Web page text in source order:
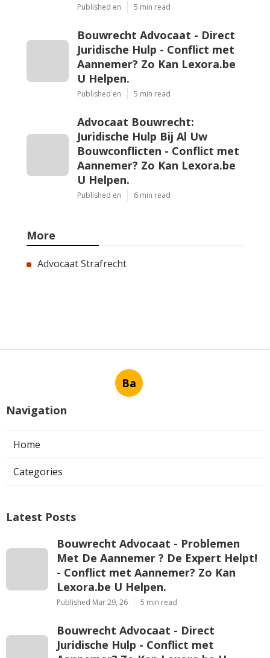
Published en 5 min read
Bouwrecht Advocaat - Direct
Juridische Hulp - Conflict met
Aannemer? Zo Kan Lexora.be
U Helpen.
Published en 5 min read
Advocaat Bouwrecht:
Juridische Hulp Bij Al Uw
Bouwconflicten - Conflict met
Aannemer? Zo Kan Lexora.be
U Helpen.
Published en 6 min read
More
Advocaat Strafrecht
Ba
Navigation
Home
Categories
Latest Posts
Bouwrecht Advocaat - Problemen
Met De Aannemer ? De Expert Helpt!
- Conflict met Aannemer? Zo Kan
Lexora.be U Helpen.
Published Mar 29, 26 5 min read
Bouwrecht Advocaat - Direct
Juridische Hulp - Conflict met